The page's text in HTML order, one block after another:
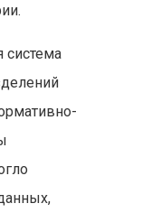
система